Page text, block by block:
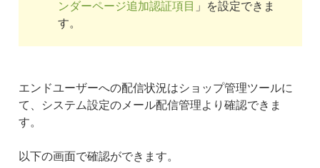
ンダーページ追加認証項目 」を設定できま
す。
エンドユーザーへの配信状況はショップ管理ツールに
て、システム設定のメール配信管理より確認できま
す。
以下の画面で確認ができます。